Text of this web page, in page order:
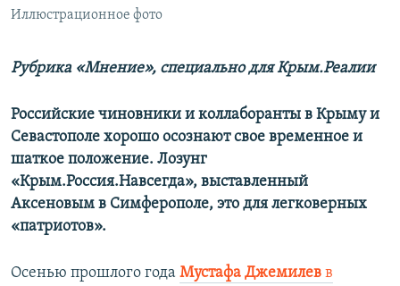
Все сайты RFE/RL
Иллюстрационное фото
Рубрика «Мнение», специально для Крым.Реалии
Российские чиновники и коллаборанты в Крыму и
Севастополе хорошо осознают свое временное и
шаткое положение. Лозунг
«Крым.Россия.Навсегда», выставленный
Аксеновым в Симферополе, это для легковерных
«патриотов».
Осенью прошлого года Мустафа Джемилев в